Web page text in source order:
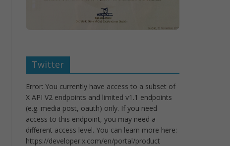
Twitter
Error: You currently have access to a subset of
X API V2 endpoints and limited v1.1 endpoints
(e.g. media post, oauth) only. If you need
access to this endpoint, you may need a
different access level. You can learn more here:
https://developer.x.com/en/portal/product